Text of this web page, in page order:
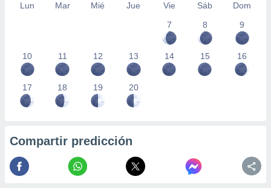
Lun Mar Mié Jue Vie Sáb
Dom
7
8 9
10 11 12 13 14 15 16
17 18 19 20
Compartir predicción